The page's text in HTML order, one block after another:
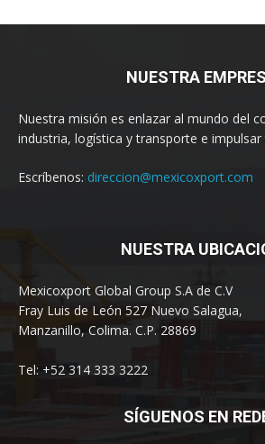
NUESTRA
Nuestra misión es enlazar al mundo del
industria, logística y transporte e impulsar
Escríbenos: direccion@mexicoxport.com
NUESTRA
Mexicoxport Global Group S.A de C.V
Fray Luis de León 527 Nuevo Salagua,
Manzanillo, Colima. C.P. 28869
Tel: +52 314 333 3222
SÍGUENOS EN